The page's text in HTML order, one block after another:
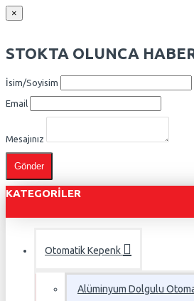
×
STOKTA OLUNCA
İsim/Soyisim
Email
Mesajınız
Gönder
KATEGORILER
Otomatik Kepenk
Alüminyum Dolgulu